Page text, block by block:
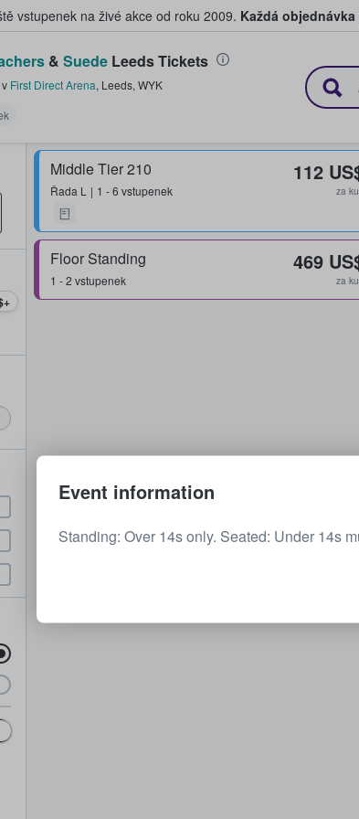
vstupenek na živé akce od roku 2009. Každá
kde fanoušci kupují a prodávají
& Suede Leeds Tickets
v First Direct Arena, Leeds, WYK
Middle Tier 210
Řada L 1 - 6 vstupenek
112
za
Floor Standing
1 - 2 vstupenek
469
za
Event information
Standing: Over 14s only. Seated: Under 14s